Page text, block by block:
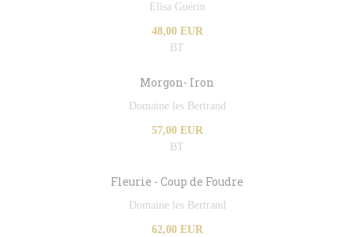
Elisa Guérin
48,00 EUR
BT
Morgon- Iron
Domaine les Bertrand
57,00 EUR
BT
Fleurie - Coup de Foudre
Domaine les Bertrand
62,00 EUR